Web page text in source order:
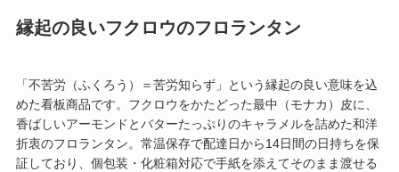
縁起の良いフクロウのフロランタン
「不苦労（ふくろう）＝苦労知らず」という縁起の良い意味を込
めた看板商品です。フクロウをかたどった最中（モナカ）皮に、
香ばしいアーモンドとバターたっぷりのキャラメルを詰めた和洋
折衷のフロランタン。常温保存で配達日から14日間の日持ちを保
証しており、個包装・化粧箱対応で手紙を添えてそのまま渡せる